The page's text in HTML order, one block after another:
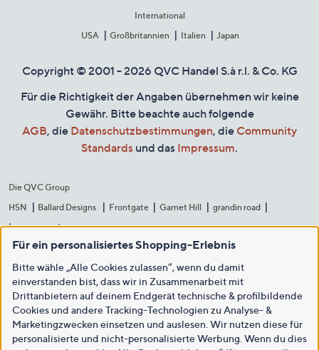
International
USA
Großbritannien Italien Japan
Copyright © 2001 - 2026 QVC Handel S.à r.l. & Co. KG
Für die Richtigkeit der Angaben übernehmen wir keine
Gewähr. Bitte beachte auch folgende
AGB, die Datenschutzbestimmungen, die Community
Standards und das Impressum.
Die QVC Group
HSN
Ballard Designs Frontgate Garnet Hill
grandin road
Improvements
Für ein personalisiertes Shopping-Erlebnis
Bitte wähle „Alle Cookies zulassen“, wenn du damit
einverstanden bist, dass wir in Zusammenarbeit mit
Drittanbietern auf deinem Endgerät technische & profilbildende
Cookies und andere Tracking-Technologien zu Analyse- &
Marketingzwecken einsetzen und auslesen. Wir nutzen diese für
personalisierte und nicht-personalisierte Werbung. Wenn du dies